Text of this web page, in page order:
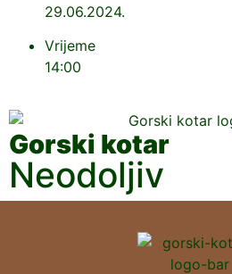
29.06.2024.
Vrijeme
14:00
Gorski kotar
Neodoljiv